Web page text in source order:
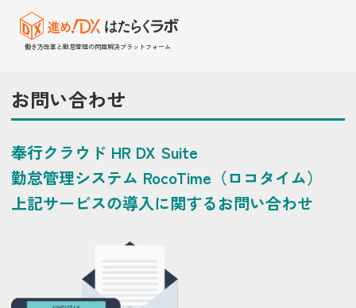
働き方改革と勤怠管理の問題解決プラットフォーム
お問い合わせ
奉行クラウド HR DX Suite
勤怠管理システム RocoTime（ロコタイム）
上記サービスの導入に関するお問い合わせ